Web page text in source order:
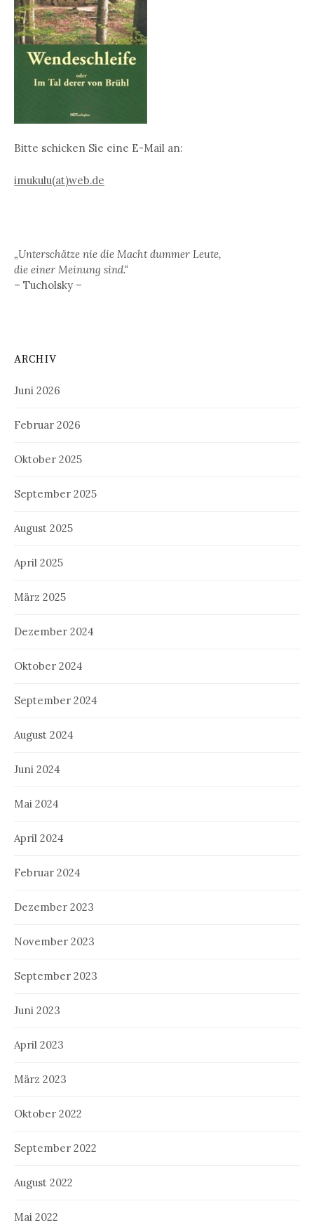
Bitte schicken Sie eine E-Mail an:
imukulu(at)web.de
„Unterschätze nie die Macht dummer Leute,
die einer Meinung sind.“
– Tucholsky –
ARCHIV
Juni 2026
Februar 2026
Oktober 2025
September 2025
August 2025
April 2025
März 2025
Dezember 2024
Oktober 2024
September 2024
August 2024
Juni 2024
Mai 2024
April 2024
Februar 2024
Dezember 2023
November 2023
September 2023
Juni 2023
April 2023
März 2023
Oktober 2022
September 2022
August 2022
Mai 2022